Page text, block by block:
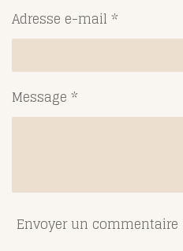
Adresse e-mail *
Message *
Envoyer un commentaire